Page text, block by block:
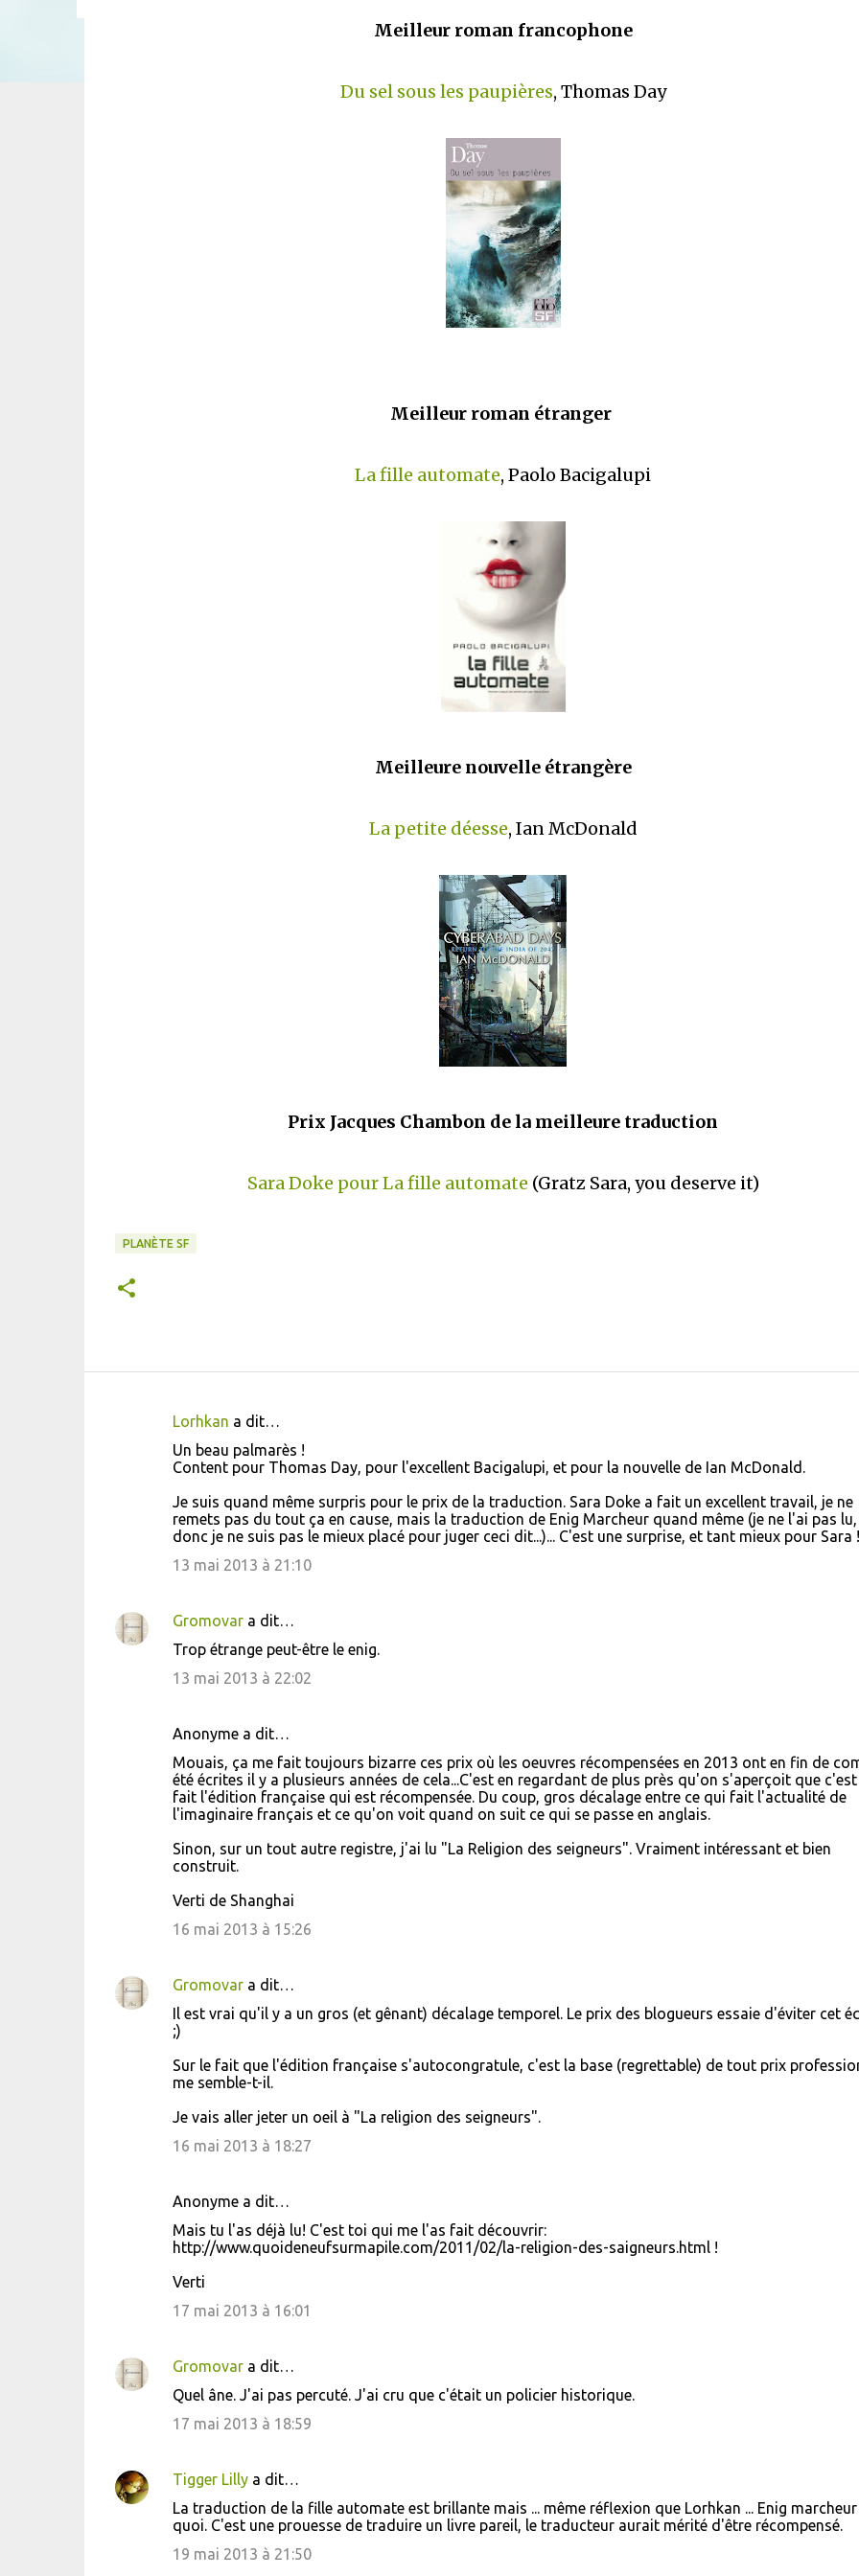
Meilleur roman francophone
Du sel sous les paupières, Thomas Day
Meilleur roman étranger
La fille automate, Paolo Bacigalupi
Meilleure nouvelle étrangère
La petite déesse, Ian McDonald
Prix Jacques Chambon de la meilleure traduction
Sara Doke pour La fille automate (Gratz Sara, you deserve it)
PLANÈTE SF
a
Lorhkan a dit…
Un beau palmarès !
Content pour Thomas Day, pour l'excellent Bacigalupi, et pour la nouvelle de Ian McDonald.
Je suis quand même surpris pour le prix de la traduction. Sara Doke a fait un excellent travail, je ne
remets pas du tout ça en cause, mais la traduction de Enig Marcheur quand même (je ne l'ai pas lu,
donc je ne suis pas le mieux placé pour juger ceci dit...)... C'est une surprise, et tant mieux pour Sara
13 mai 2013 à 21:10
Gromovara dit…
Trop étrange peut-être le enig.
13 mai 2013 à 22:02
Anonyme a dit…
Mouais, ça me fait toujours bizarre ces prix où les oeuvres récompensées en 2013 ont en fin de
été écrites il y a plusieurs années de cela...C'est en regardant de plus près qu'on s'aperçoit que c'est
fait l'édition française qui est récompensée. Du coup, gros décalage entre ce qui fait l'actualité de
l'imaginaire français et ce qu'on voit quand on suit ce qui se passe en anglais.
Sinon, sur un tout autre registre, j'ai lu "La Religion des seigneurs". Vraiment intéressant et bien
construit.
Verti de Shanghai
16 mai 2013 à 15:26
Gromovara dit…
Il est vrai qu'il y a un gros (et gênant) décalage temporel. Le prix des blogueurs essaie d'éviter cet
;)
Sur le fait que l'édition française s'autocongratule, c'est la base (regrettable) de tout prix
me semble-t-il.
Je vais aller jeter un oeil à "La religion des seigneurs".
16 mai 2013 à 18:27
Anonyme a dit…
Mais tu l'as déjà lu! C'est toi qui me l'as fait découvrir:
http://www.quoideneufsurmapile.com/2011/02/la-religion-des-saigneurs.html !
Verti
17 mai 2013 à 16:01
Gromovara dit…
Quel âne. J'ai pas percuté. J'ai cru que c'était un policier historique.
17 mai 2013 à 18:59
Tigger Lillya dit…
La traduction de la fille automate est brillante mais ... même réflexion que Lorhkan ... Enig marcheur
quoi. C'est une prouesse de traduire un livre pareil, le traducteur aurait mérité d'être récompensé.
19 mai 2013 à 21:50